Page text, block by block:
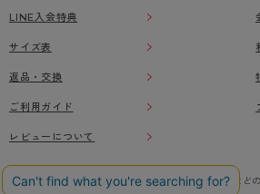
LINE入会特典
サイズ表
返品・交換
ご利用ガイド
レビューについて
本ウェブサイト上に掲載されている画像、イラストなど